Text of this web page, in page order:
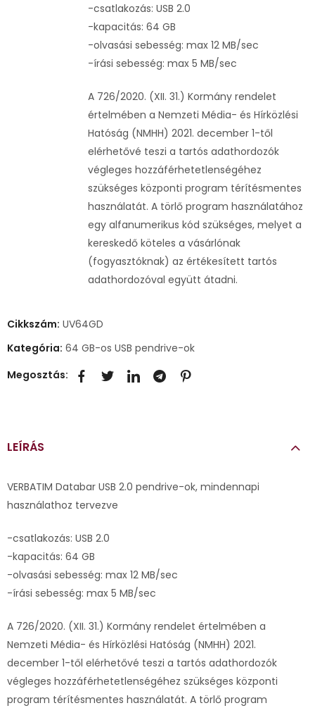
-csatlakozás: USB 2.0
-kapacitás: 64 GB
-olvasási sebesség: max 12 MB/sec
-írási sebesség: max 5 MB/sec
A 726/2020. (XII. 31.) Kormány rendelet
értelmében a Nemzeti Média- és Hírközlési
Hatóság (NMHH) 2021. december 1-től
elérhetővé teszi a tartós adathordozók
végleges hozzáférhetetlenségéhez
szükséges központi program térítésmentes
használatát. A törlő program használatához
egy alfanumerikus kód szükséges, melyet a
kereskedő köteles a vásárlónak
(fogyasztóknak) az értékesített tartós
adathordozóval együtt átadni.
Cikkszám: UV64GD
Kategória: 64 GB-os USB pendrive-ok
Megosztás:
LEÍRÁS
VERBATIM Databar USB 2.0 pendrive-ok, mindennapi
használathoz tervezve
-csatlakozás: USB 2.0
-kapacitás: 64 GB
-olvasási sebesség: max 12 MB/sec
-írási sebesség: max 5 MB/sec
A 726/2020. (XII. 31.) Kormány rendelet értelmében a
Nemzeti Média- és Hírközlési Hatóság (NMHH) 2021.
december 1-től elérhetővé teszi a tartós adathordozók
végleges hozzáférhetetlenségéhez szükséges központi
program térítésmentes használatát. A törlő program